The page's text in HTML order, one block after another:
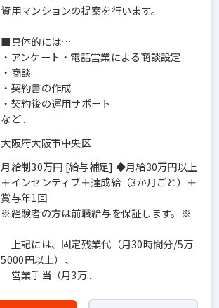
資用マンションの提案を行います。
■具体的には…
・アンケート・電話営業による商談設定
・商談
・契約書の作成
・契約後の運用サポート
など...
大阪府大阪市中央区
月給制30万円 [給与補足] ◆月給30万円以上
＋インセンティブ＋達成給（3か月ごと）＋
賞与年1回
※経験者の方は前職給与を保証します。※
上記には、固定残業代（月30時間分/5万
5000円以上）、
営業手当（月3万...